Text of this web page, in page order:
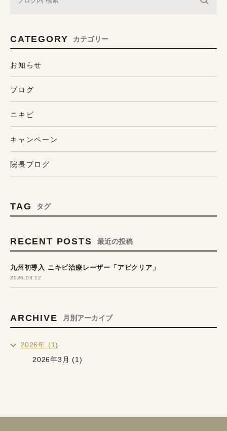
CATEGORY カテゴリー
お知らせ
ブログ
キャンペーン
ニキビ
院長ブログ
TAG タグ
RECENT POSTS 最近の投稿
九州初導入 ニキビ治療レーザー「アビクリア」
2026.03.12
ARCHIVE 月別アーカイブ
2026年 (1)
2026年3月 (1)